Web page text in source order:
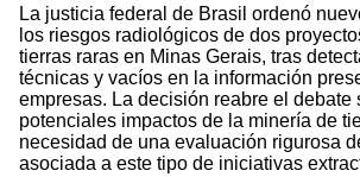
La justicia federal de Brasil ordenó
los riesgos radiológicos de dos
tierras raras en Minas Gerais, tras
técnicas y vacíos en la información
empresas. La decisión reabre el debate
potenciales impactos de la minería de
necesidad de una evaluación rigurosa
asociada a este tipo de iniciativas